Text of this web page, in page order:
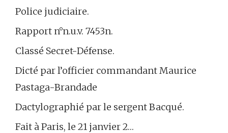
Police judiciaire.
Rapport n°n.u.v. 7453n.
Classé Secret-Défense.
Dicté par l’officier commandant Maurice
Pastaga-Brandade
Dactylographié par le sergent Bacqué.
Fait à Paris, le 21 janvier 2…